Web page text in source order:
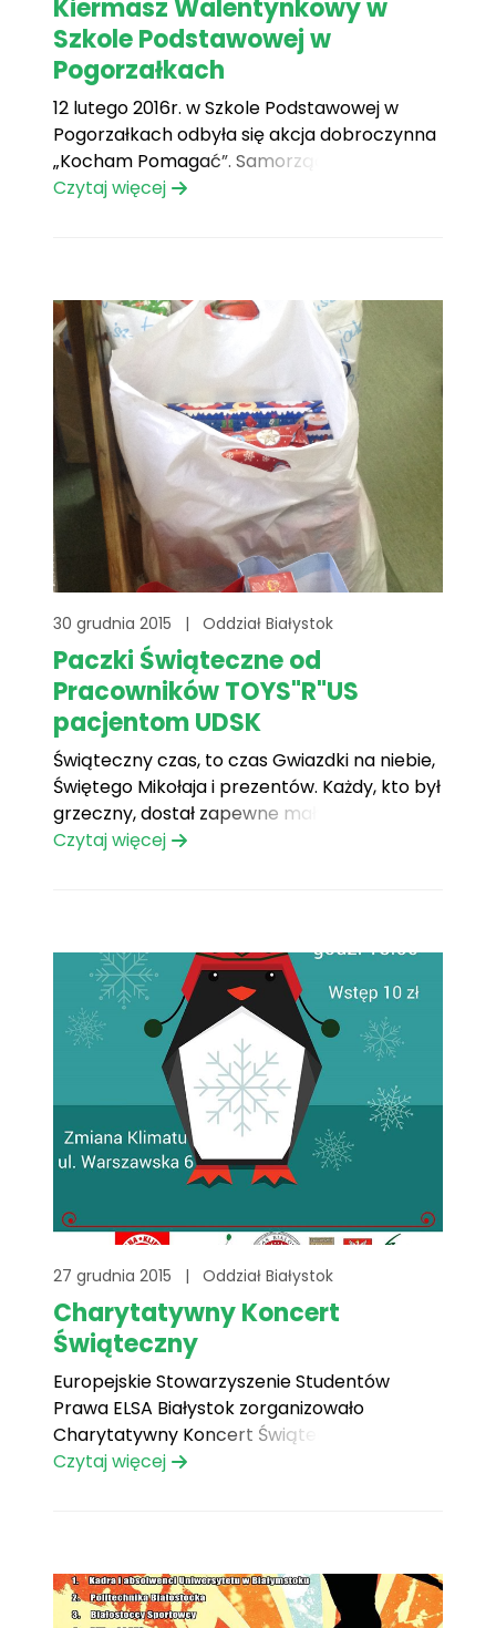
Kiermasz Walentynkowy w
Szkole Podstawowej w
Pogorzałkach
12 lutego 2016r. w Szkole Podstawowej w
Pogorzałkach odbyła się akcja dobroczynna
„Kocham Pomagać”. Samorząd Uczniowski
wraz z opiekunem zorganizowali kiermasz
Czytaj więcej
30 grudnia 2015 | Oddział Białystok
Paczki Świąteczne od
Pracowników TOYS"R"US
pacjentom UDSK
Świąteczny czas, to czas Gwiazdki na niebie,
Świętego Mikołaja i prezentów. Każdy, kto był
grzeczny, dostał zapewne mały podarunek.
Ale to też pora szczególna, gdzie pamiętamy
Czytaj więcej
27 grudnia 2015 | Oddział Białystok
Charytatywny Koncert
Świąteczny
Europejskie Stowarzyszenie Studentów
Prawa ELSA Białystok zorganizowało
Charytatywny Koncert Świąteczny. Cały
koncert miał miejsce 21 grudnia 2015r. w
chciałaby dostać Lustrzankę Cyfrową.
Czytaj więcej